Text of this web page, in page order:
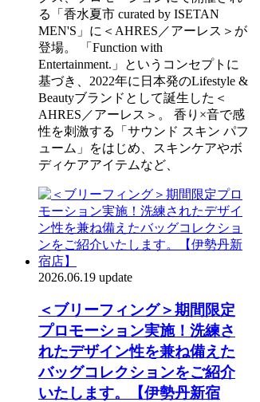
る「香水夏市 curated by ISETAN
MEN'S」に＜AHRES／アーレス＞が
登場。 「Function with
Entertainment.」というコンセプトに
基づき、2022年に日本発のLifestyle &
Beautyブランドとして誕生した＜
AHRES／アーレス＞。 香り×音で感
性を刺激する「サウンド スキン パフ
ューム」をはじめ、スキンケアやボ
ディケアアイテムなど、
2026.06.19 update
＜ブリーフィング＞期間限定
プロモーション実施！洗練さ
れたデザイン性を兼ね備えた
バッグコレクションをご紹介
いたします。【伊勢丹新宿